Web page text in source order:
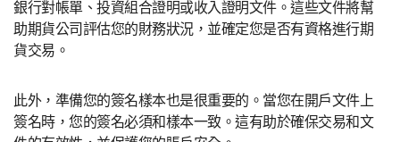
銀行對帳單、投資組合證明或收入證明文件。這些文件將幫
助期貨公司評估您的財務狀況，並確定您是否有資格進行期
貨交易。
此外，準備您的簽名樣本也是很重要的。當您在開戶文件上
簽名時，您的簽名必須和樣本一致。這有助於確保交易和文